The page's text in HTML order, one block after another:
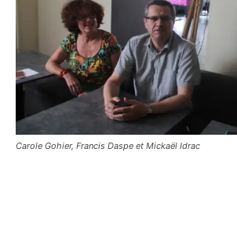
Carole Gohier, Francis Daspe et Mickaël Idrac